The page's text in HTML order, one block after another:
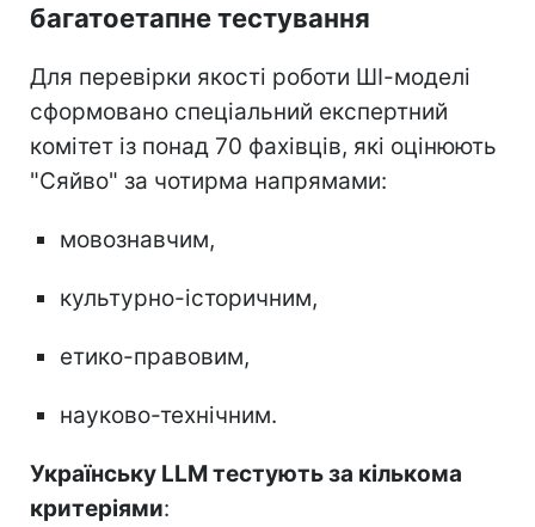
багатоетапне тестування
Для перевірки якості роботи ШІ-моделі
сформовано спеціальний експертний
комітет із понад 70 фахівців, які оцінюють
"Сяйво" за чотирма напрямами:
мовознавчим,
культурно-історичним,
етико-правовим,
науково-технічним.
Українську LLM тестують за кількома
критеріями: